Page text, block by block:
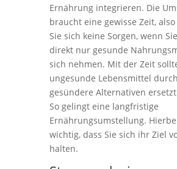
Ernährung integrieren. Die
braucht eine gewisse Zeit,
Sie sich keine Sorgen, wenn
direkt nur gesunde
sich nehmen. Mit der Zeit
ungesunde Lebensmittel durch
gesündere Alternativen
So gelingt eine langfristige
Ernährungsumstellung.
wichtig, dass Sie sich ihr Ziel
halten.